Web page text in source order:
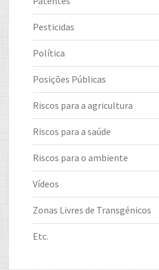
Pesticidas
Política
Posições Públicas
Riscos para a agricultura
Riscos para a saúde
Riscos para o ambiente
Vídeos
Zonas Livres de Transgénicos
Etc.